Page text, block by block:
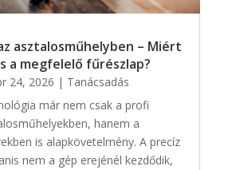
asztalosműhelyben – Miért
a megfelelő fűrészlap?
24, 2026 | Tanácsadás
már nem csak a profi
hanem a
is alapkövetelmény. A precíz
nem a gép erejénél kezdődik,